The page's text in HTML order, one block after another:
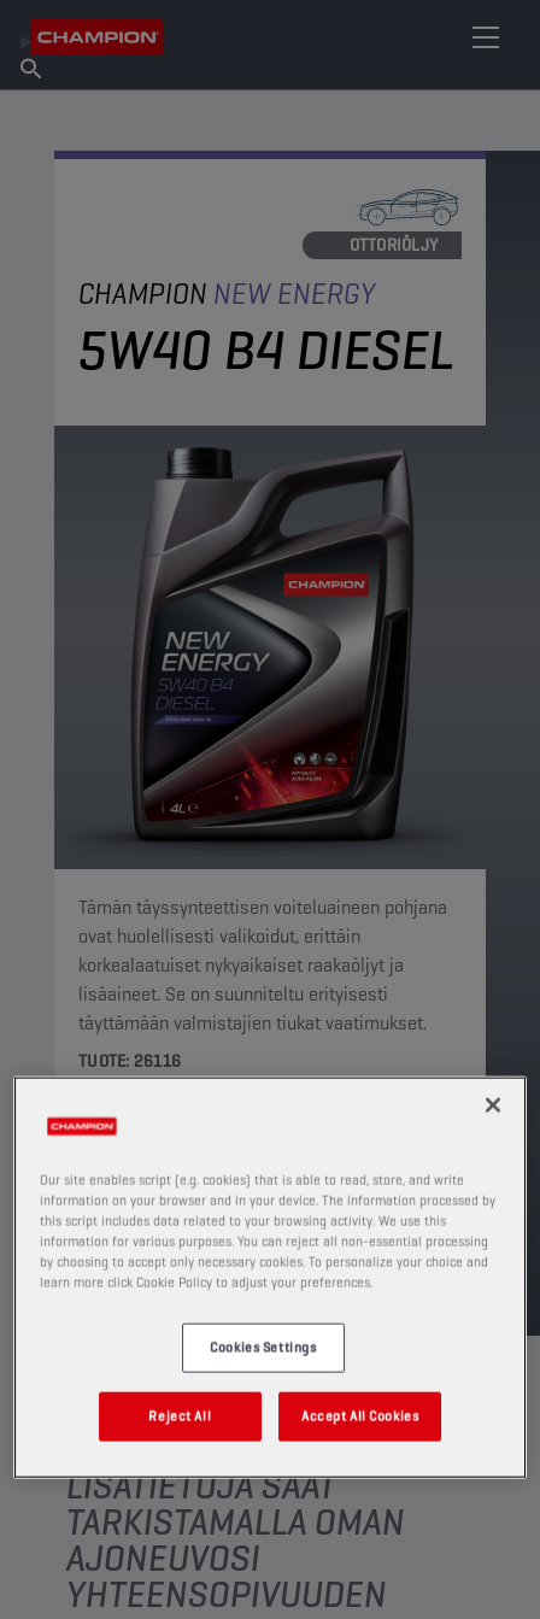
Tietoa Championista
Etsi myyntipiste
MOOTTORIÖLJY
CHAMPION NEW ENERGY
5W40 B4 DIESEL
Tämän täyssynteettisen voiteluaineen pohjana
ovat huolellisesti valikoidut, erittäin
korkealaatuiset nykyaikaiset raakaöljyt ja
lisäaineet. Se on suunniteltu erityisesti
täyttämään valmistajien tiukat vaatimukset.
TUOTE: 26116
TDS MSDS
LISÄTIETOJA SAAT
TARKISTAMALLA OMAN
AJONEUVOSI
YHTEENSOPIVUUDEN
Our site enables script (e.g. cookies) that is able to read, store, and write
information on your browser and in your device. The information processed by
this script includes data related to your browsing activity. We use this
information for various purposes. You can reject all non-essential processing
by choosing to accept only necessary cookies. To personalize your choice and
learn more click Cookie Policy to adjust your preferences.
Cookies Settings
Reject All Accept All Cookies